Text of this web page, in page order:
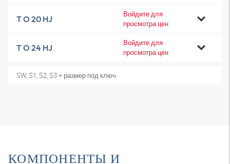
T O 20 HJ
Войдите для
просмотра цен
T O 24 HJ
Войдите для
просмотра цен
SW, S1, S2, S3 = размер под ключ
КОМПОНЕНТЫ И